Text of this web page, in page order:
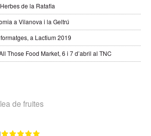
de la Ratafia
a Vilanova i la Geltrú
a Lactium 2019
Those Food Market, 6 i 7 d’abril al TNC
de fruites
|